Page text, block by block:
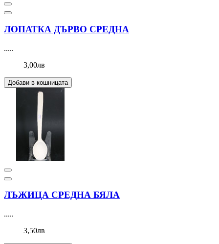
ЛОПАТКА ДЪРВО СРЕДНА
.....
3,00лв
Добави в кошницата
ЛЪЖИЦА СРЕДНА БЯЛА
.....
3,50лв